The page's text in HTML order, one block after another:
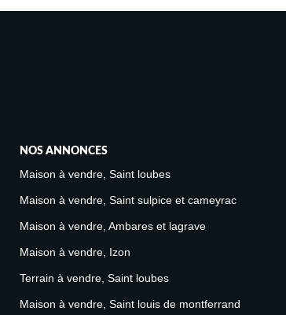
NOS ANNONCES
Maison à vendre, Saint loubes
Maison à vendre, Saint sulpice et cameyrac
Maison à vendre, Ambares et lagrave
Maison à vendre, Izon
Terrain à vendre, Saint loubes
Maison à vendre, Saint louis de montferrand